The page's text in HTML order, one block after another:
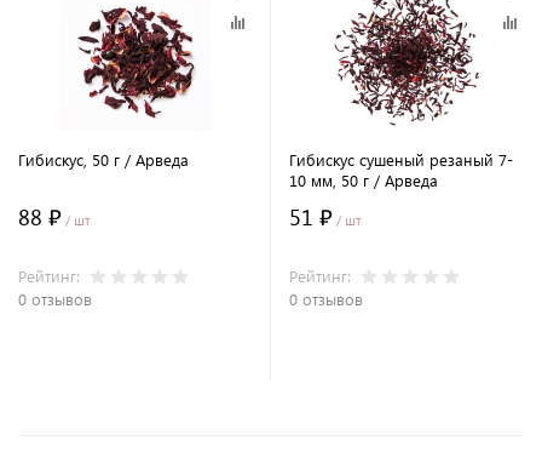
Гибискус, 50 г / Арведа
88 ₽ / шт
Рейтинг:
0 отзывов
Гибискус сушеный резаный 7-
10 мм, 50 г / Арведа
51 ₽ / шт
Рейтинг:
0 отзывов